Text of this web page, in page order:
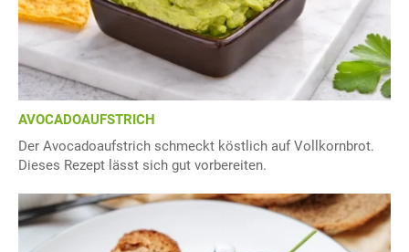
AVOCADOAUFSTRICH
Der Avocadoaufstrich schmeckt köstlich auf Vollkornbrot.
Dieses Rezept lässt sich gut vorbereiten.